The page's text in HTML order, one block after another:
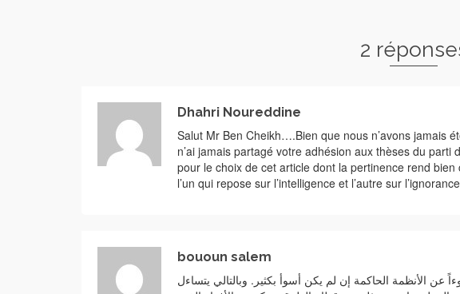
2
Dhahri Noureddine
Salut Mr Ben Cheikh….Bien que nous n’avons jamais
n’ai jamais partagé votre adhésion aux thèses du
pour le choix de cet article dont la pertinence rend
l’un qui repose sur l’intelligence et l’autre sur l’ignorance
bououn salem
عن الأنظمة الحاكمة إن لم يكن أسوأ بكثير. وبالتالي يتساءل